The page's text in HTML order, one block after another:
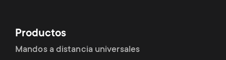
Productos
Mandos a distancia universales